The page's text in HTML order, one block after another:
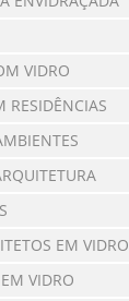
VIDRO
RESIDÊNCIAS
EM VIDRO
VIDRO